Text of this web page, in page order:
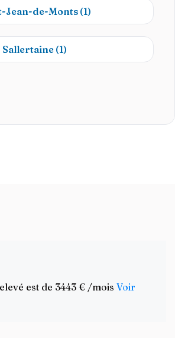
Jean-de-Monts (1)
Sallertaine (1)
est de 3443 € /mois Voir